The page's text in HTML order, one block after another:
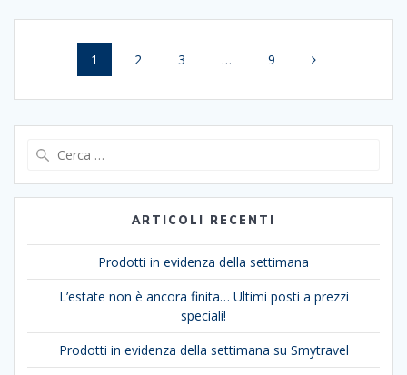
Navigazione
articoliPagina
1 Pagina
2 Pagina
3 … Pagina
9
ARTICOLI RECENTI
Prodotti in evidenza della settimana
L’estate non è ancora finita… Ultimi posti a prezzi
speciali!
Prodotti in evidenza della settimana su Smytravel